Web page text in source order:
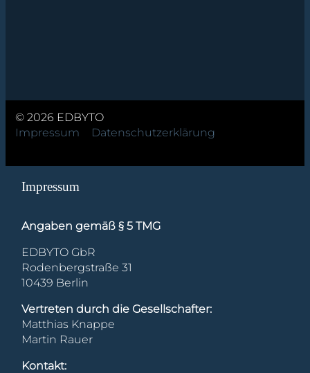
© 2026 EDBYTO
Impressum
Datenschutzerklärung
Impressum
Angaben gemäß § 5 TMG
EDBYTO GbR
Rodenbergstraße 31
10439 Berlin
Vertreten durch die Gesellschafter:
Matthias Knappe
Martin Rauer
Kontakt: